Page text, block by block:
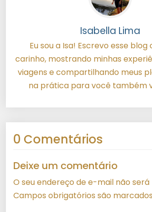
Isabella Lima
Eu sou a Isa! Escrevo esse
carinho, mostrando minhas
viagens e compartilhando meus
na prática para você também
0 Comentários
Deixe um comentário
O seu endereço de e-mail não será
Campos obrigatórios são